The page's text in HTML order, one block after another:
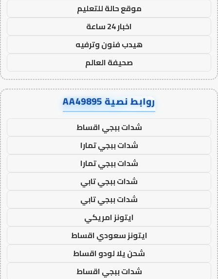
موقع حالة للتعليم
اخبار 24 ساعة
هيدب فنون وترفيه
صحيفة العالم
روابط نصية AA49895
شدات ببجي اقساط
شدات ببجي تمارا
شدات ببجي تمارا
شدات ببجي تابي
شدات ببجي تابي
ايتونز امريكي
ايتونز سعودي اقساط
شحن يلا لودو اقساط
شدات ببجي اقساط